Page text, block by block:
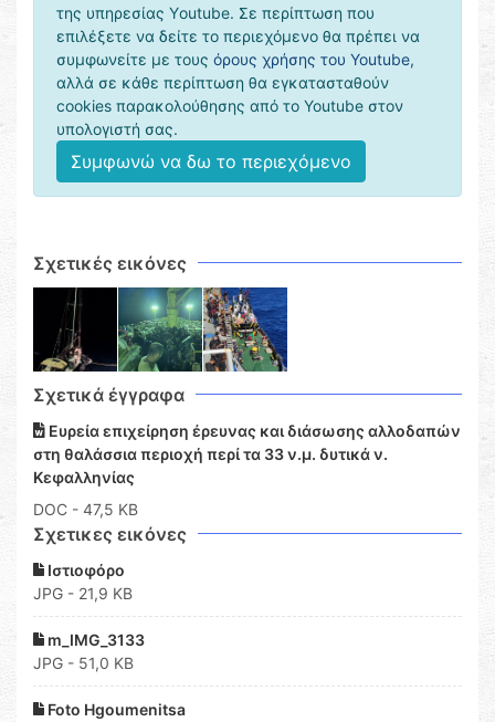
της υπηρεσίας Υoutube. Σε περίπτωση που
επιλέξετε να δείτε το περιεχόμενο θα πρέπει να
συμφωνείτε με τους όρους χρήσης του Youtube,
αλλά σε κάθε περίπτωση θα εγκατασταθούν
cookies παρακολούθησης από το Youtube στον
υπολογιστή σας.
Συμφωνώ να δω το περιεχόμενο
Σχετικές εικόνες
Σχετικά έγγραφα
Ευρεία επιχείρηση έρευνας και διάσωσης αλλοδαπών
στη θαλάσσια περιοχή περί τα 33 ν.μ. δυτικά ν.
Κεφαλληνίας
DOC - 47,5 KB
Σχετικες εικόνες
Ιστιοφόρο
JPG - 21,9 KB
m_IMG_3133
JPG - 51,0 KB
Foto Hgoumenitsa